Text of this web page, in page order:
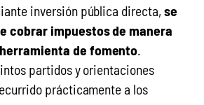
inversión pública directa, se
cobrar impuestos de manera
de fomento.
partidos y orientaciones
prácticamente a los